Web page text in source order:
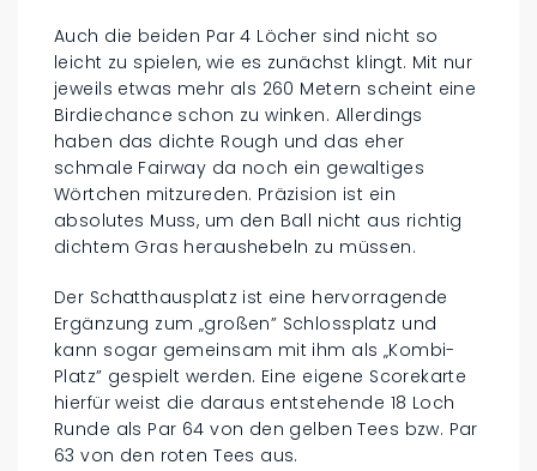
Auch die beiden Par 4 Löcher sind nicht so
leicht zu spielen, wie es zunächst klingt. Mit nur
jeweils etwas mehr als 260 Metern scheint eine
Birdiechance schon zu winken. Allerdings
haben das dichte Rough und das eher
schmale Fairway da noch ein gewaltiges
Wörtchen mitzureden. Präzision ist ein
absolutes Muss, um den Ball nicht aus richtig
dichtem Gras heraushebeln zu müssen.
Der Schatthausplatz ist eine hervorragende
Ergänzung zum „großen” Schlossplatz und
kann sogar gemeinsam mit ihm als „Kombi-
Platz” gespielt werden. Eine eigene Scorekarte
hierfür weist die daraus entstehende 18 Loch
Runde als Par 64 von den gelben Tees bzw. Par
63 von den roten Tees aus.